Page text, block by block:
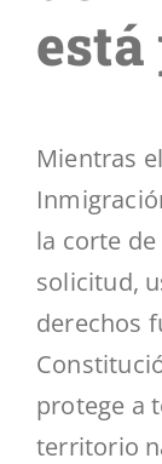
Mientras
la corte
solicitud,
derechos
protege a
territorio